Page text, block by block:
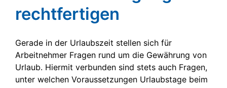
rechtfertigen
Gerade in der Urlaubszeit stellen sich für
Arbeitnehmer Fragen rund um die Gewährung von
Urlaub. Hiermit verbunden sind stets auch Fragen,
unter welchen Voraussetzungen Urlaubstage beim